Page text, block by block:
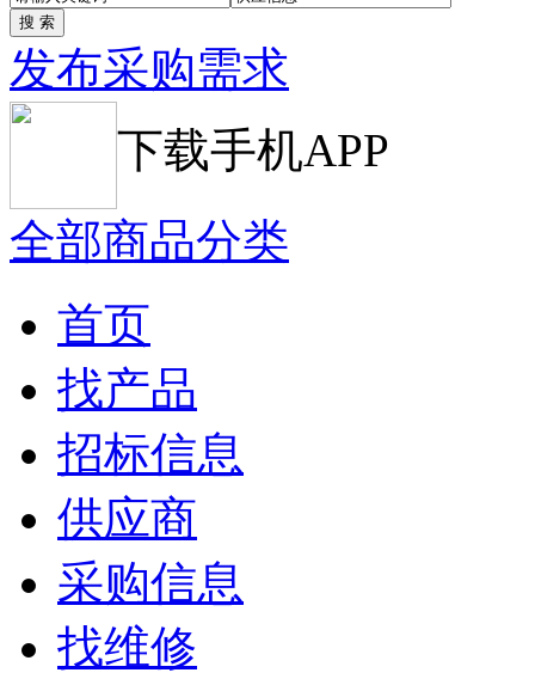
发布采购需求
下载手机APP
全部商品分类
首页
找产品
招标信息
供应商
采购信息
找维修